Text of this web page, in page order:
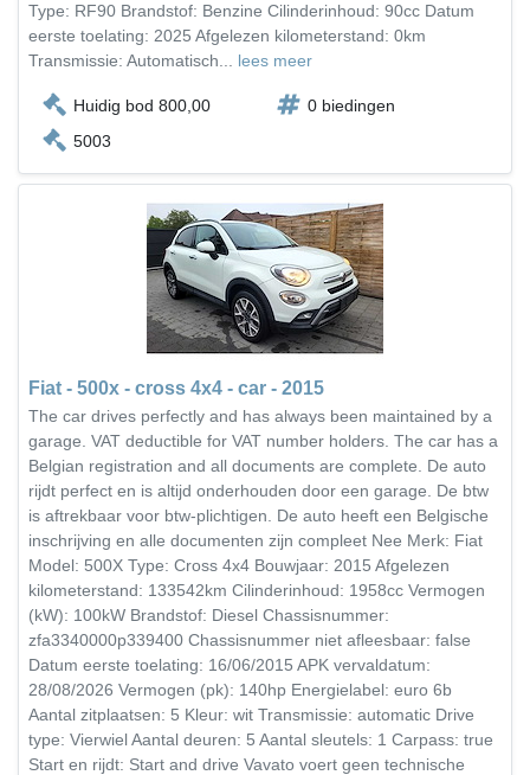
Type: RF90 Brandstof: Benzine Cilinderinhoud: 90cc Datum
eerste toelating: 2025 Afgelezen kilometerstand: 0km
Transmissie: Automatisch... lees meer
Huidig bod 800,00
0 biedingen
5003
Fiat - 500x - cross 4x4 - car - 2015
The car drives perfectly and has always been maintained by a
garage. VAT deductible for VAT number holders. The car has a
Belgian registration and all documents are complete. De auto
rijdt perfect en is altijd onderhouden door een garage. De btw
is aftrekbaar voor btw-plichtigen. De auto heeft een Belgische
inschrijving en alle documenten zijn compleet Nee Merk: Fiat
Model: 500X Type: Cross 4x4 Bouwjaar: 2015 Afgelezen
kilometerstand: 133542km Cilinderinhoud: 1958cc Vermogen
(kW): 100kW Brandstof: Diesel Chassisnummer:
zfa3340000p339400 Chassisnummer niet afleesbaar: false
Datum eerste toelating: 16/06/2015 APK vervaldatum:
28/08/2026 Vermogen (pk): 140hp Energielabel: euro 6b
Aantal zitplaatsen: 5 Kleur: wit Transmissie: automatic Drive
type: Vierwiel Aantal deuren: 5 Aantal sleutels: 1 Carpass: true
Start en rijdt: Start and drive Vavato voert geen technische